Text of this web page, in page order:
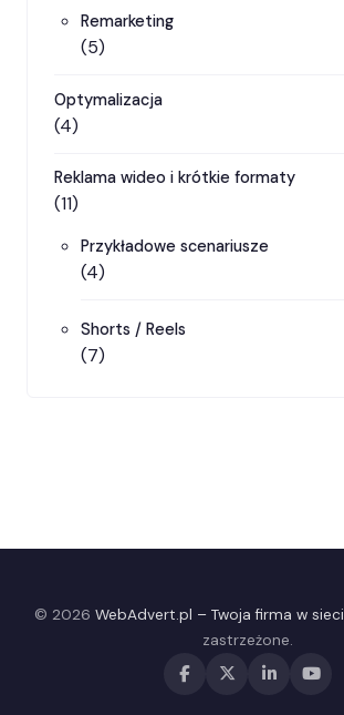
Remarketing
(5)
Optymalizacja
(4)
Reklama wideo i krótkie formaty
(11)
Przykładowe scenariusze
(4)
Shorts / Reels
(7)
© 2026 WebAdvert.pl – Twoja firma w sieci
zastrzeżone.